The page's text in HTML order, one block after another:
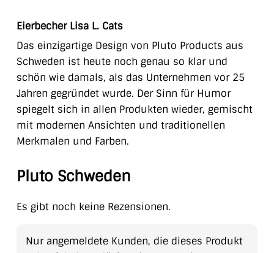
Eierbecher Lisa L. Cats
Das einzigartige Design von Pluto Products aus
Schweden ist heute noch genau so klar und
schön wie damals, als das Unternehmen vor 25
Jahren gegründet wurde. Der Sinn für Humor
spiegelt sich in allen Produkten wieder, gemischt
mit modernen Ansichten und traditionellen
Merkmalen und Farben.
Pluto Schweden
Es gibt noch keine Rezensionen.
Nur angemeldete Kunden, die dieses Produkt